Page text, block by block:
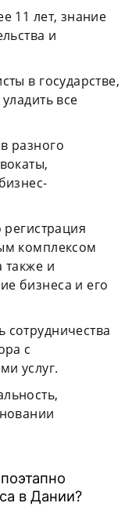
11 лет, знание
и
в государстве,
все
разного
комплексом
также и
бизнеса и его
с
услуг.
в Дании?